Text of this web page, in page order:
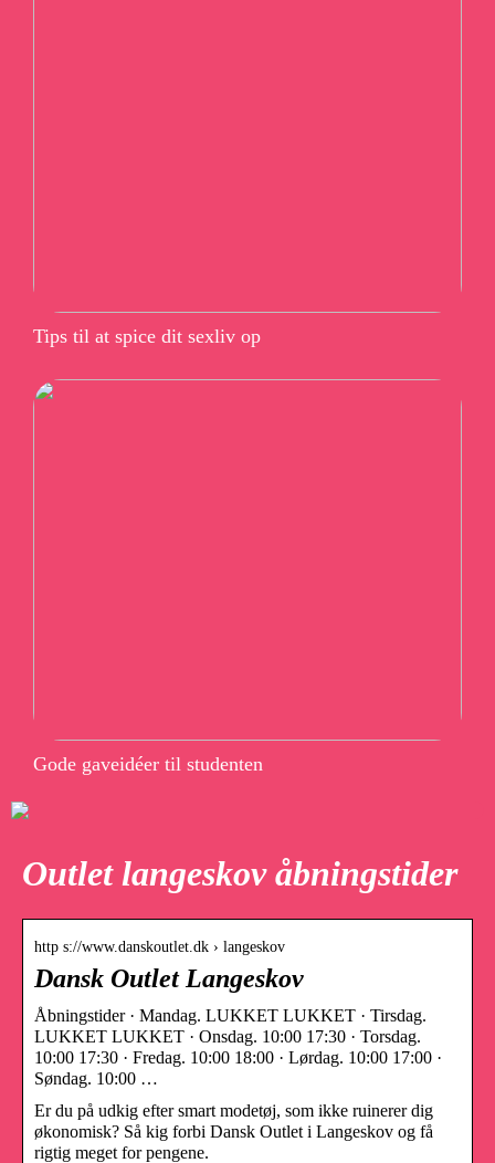
Tips til at spice dit sexliv op
Gode gaveidéer til studenten
Outlet langeskov åbningstider
http s://www.danskoutlet.dk › langeskov
Dansk Outlet Langeskov
Åbningstider · Mandag. LUKKET LUKKET · Tirsdag.
LUKKET LUKKET · Onsdag. 10:00 17:30 · Torsdag.
10:00 17:30 · Fredag. 10:00 18:00 · Lørdag. 10:00 17:00 ·
Søndag. 10:00 …
Er du på udkig efter smart modetøj, som ikke ruinerer dig
økonomisk? Så kig forbi Dansk Outlet i Langeskov og få
rigtig meget for pengene.